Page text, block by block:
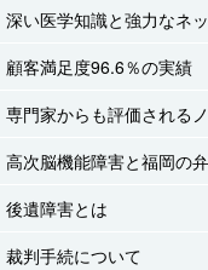
深い医学知識と強力なネ
顧客満足度96.6％の実績
専門家からも評価される
高次脳機能障害と福岡の
後遺障害とは
裁判手続について